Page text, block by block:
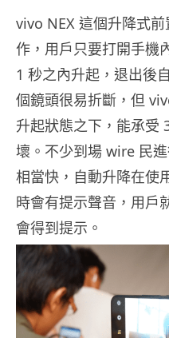
vivo NEX 這個升降式
作，用戶只要打開手機
1 秒之內升起，退出後
個鏡頭很易折斷，但
升起狀態之下，能承受
壞。不少到場 wire 民
相當快，自動升降在使
時會有提示聲音，用戶
會得到提示。